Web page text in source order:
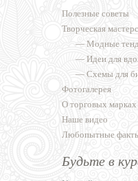
Полезные советы
Творческая
— Модные
— Идеи для
— Схемы для
Фотогалерея
О торговых марках
Наше видео
Любопытные
Будьте в